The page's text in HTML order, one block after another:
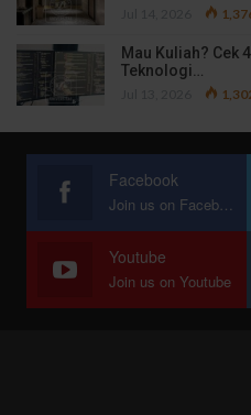
Mau Kuliah? Cek
Teknologi…
Facebook
Join us on Facebook
Youtube
Join us on Youtube